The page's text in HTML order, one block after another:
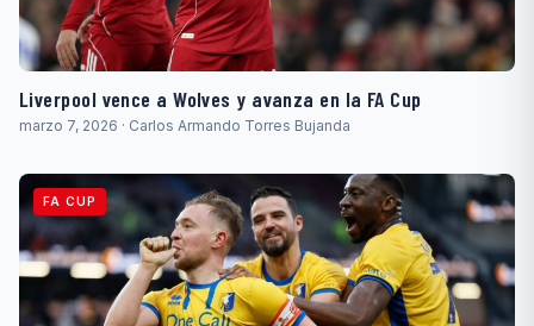
Liverpool vence a Wolves y avanza en la FA Cup
marzo 7, 2026 · Carlos Armando Torres Bujanda
FA CUP